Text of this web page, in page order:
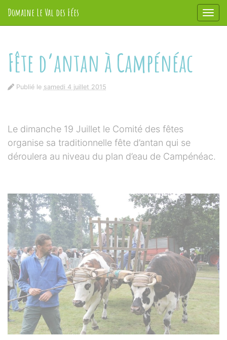
Domaine Le Val des Fées
Fête d’antan à Campénéac
Publié le samedi 4 juillet 2015
Le dimanche 19 Juillet le Comité des fêtes
organise sa traditionnelle fête d’antan qui se
déroulera au niveau du plan d’eau de Campénéac.
Panneau de gestion des cookies